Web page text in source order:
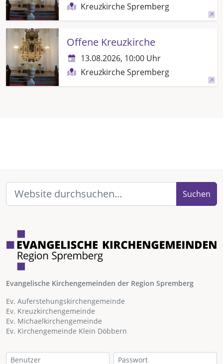
Kreuzkirche Spremberg
Offene Kreuzkirche
13.08.2026, 10:00 Uhr
Kreuzkirche Spremberg
Suchen
Evangelische Kirchengemeinden der Region Spremberg
Ev. Auferstehungskirchengemeinde
Ev. Kreuzkirchengemeinde
Ev. Michaelkirchengemeinde
Ev. Kirchengemeinde Klein Döbbern